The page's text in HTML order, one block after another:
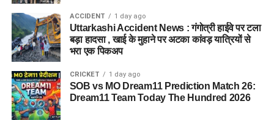
4. आरोपी लोगों को कैसे झांसे में लेता था?
पुलिस के अनुसार, आरोपी अलग-अलग लोगों के सामने अपनी पहचान
बदलता था और खुद को कभी गृह मंत्रालय, कभी रक्षा मंत्रालय तो कभी
सेना का वरिष्ठ अधिकारी बताकर लोगों का भरोसा जीतता था।
5. पुलिस को आरोपी के पास से क्या बरामद
ACCIDENT 1 day ago
Uttarkashi Accident News : गंगोत्री हाईवे पर टला
बड़ा हादसा , खाई के मुहाने पर अटका कांवड़ यात्रियों से
भरा एक पिकअप
CRICKET 1 day ago
SOB vs MO Dream11 Prediction Match 26:
Dream11 Team Today The Hundred 2026